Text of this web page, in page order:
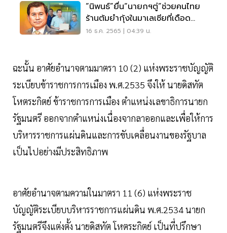
“นิพนธ์”ยื่น“นายกฯตู่”ช่วยคนไทย
ร้านต้มยำกุ้งในมาเลเซียที่เดือด
ร้อน
16 ธ.ค. 2565 | 04:39 น.
ฉะนั้น อาศัยอำนาจตามมาตรา 10 (2) แห่งพระราชบัญญัติ
ระเบียบข้าราชการการเมือง พ.ศ.2535 จึงให้ นายดิสทัต
โหตระกิตย์ ข้าราชการการเมือง ตำแหน่งเลขาธิการนายก
รัฐมนตรี ออกจากตำแหน่งเนื่องจากลาออกและเพื่อให้การ
บริหารราชการแผ่นดินและการขับเคลื่อนงานของรัฐบาล
เป็นไปอย่างมีประสิทธิภาพ
อาศัยอำนาจตามความในมาตรา 11 (6) แห่งพระราช
บัญญัติระเบียบบริหารราชการแผ่นดิน พ.ศ.2534 นายก
รัฐมนตรีจึงแต่งตั้ง นายดิสทัต โหตระกิตย์ เป็นที่ปรึกษา